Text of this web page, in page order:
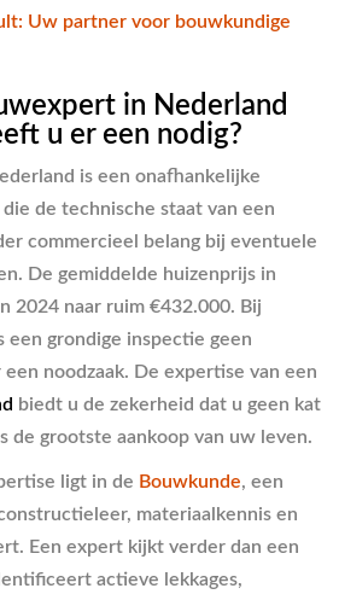
Uw partner voor bouwkundige
in Nederland
u er een nodig?
is een onafhankelijke
de technische staat van een
commercieel belang bij eventuele
De gemiddelde huizenprijs in
2024 naar ruim €432.000. Bij
een grondige inspectie geen
noodzaak. De expertise van een
biedt u de zekerheid dat u geen kat
de grootste aankoop van uw leven.
ligt in de Bouwkunde, een
materiaalkennis en
Een expert kijkt verder dan een
actieve lekkages,